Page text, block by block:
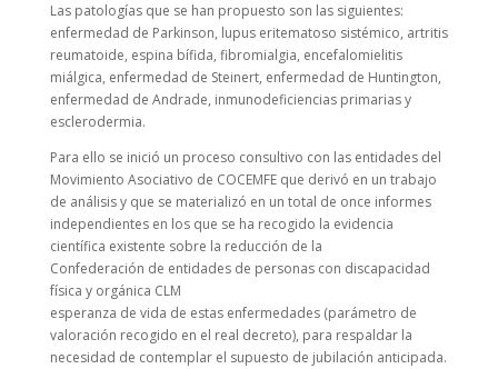
Las patologías que se han propuesto son las siguientes:
enfermedad de Parkinson, lupus eritematoso sistémico, artritis
reumatoide, espina bífida, fibromialgia, encefalomielitis
miálgica, enfermedad de Steinert, enfermedad de Huntington,
enfermedad de Andrade, inmunodeficiencias primarias y
esclerodermia.
Para ello se inició un proceso consultivo con las entidades del
Movimiento Asociativo de COCEMFE que derivó en un trabajo
de análisis y que se materializó en un total de once informes
independientes en los que se ha recogido la evidencia
científica existente sobre la reducción de la
Confederación de entidades de personas con discapacidad
física y orgánica CLM
esperanza de vida de estas enfermedades (parámetro de
valoración recogido en el real decreto), para respaldar la
necesidad de contemplar el supuesto de jubilación anticipada.